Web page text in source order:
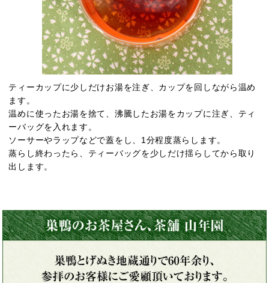
ティーカップに少しだけお湯を注ぎ、カップを回しながら温め
ます。
温めに使ったお湯を捨て、沸騰したお湯をカップに注ぎ、ティ
ーバッグを入れます。
ソーサーやラップなどで蓋をし、1分程度蒸らします。
蒸らし終わったら、ティーバッグを少しだけ揺らしてから取り
出します。